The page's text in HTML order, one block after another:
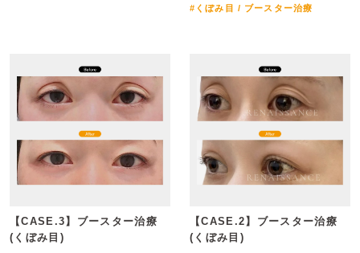
#くぼみ目 / ブースター治療
【CASE.3】ブースター治療
(くぼみ目)
【CASE.2】ブースター治療
(くぼみ目)